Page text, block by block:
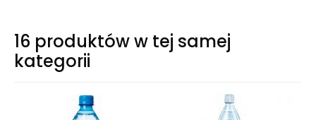
16 produktów w tej samej
kategorii